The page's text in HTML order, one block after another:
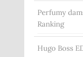
Perfumy
Ranking
Hugo Boss